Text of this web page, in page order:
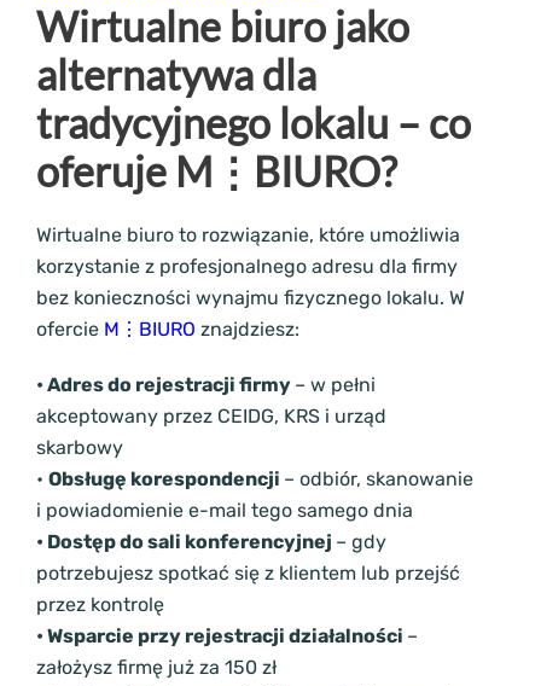
Wirtualne biuro jako
alternatywa dla
tradycyjnego lokalu – co
oferuje M⋮BIURO?
Wirtualne biuro to rozwiązanie, które umożliwia
korzystanie z profesjonalnego adresu dla firmy
bez konieczności wynajmu fizycznego lokalu. W
ofercie M⋮BIURO znajdziesz:
• Adres do rejestracji firmy – w pełni
akceptowany przez CEIDG, KRS i urząd
skarbowy
• Obsługę korespondencji – odbiór, skanowanie
i powiadomienie e-mail tego samego dnia
• Dostęp do sali konferencyjnej – gdy
potrzebujesz spotkać się z klientem lub przejść
przez kontrolę
• Wsparcie przy rejestracji działalności –
założysz firmę już za 150 zł